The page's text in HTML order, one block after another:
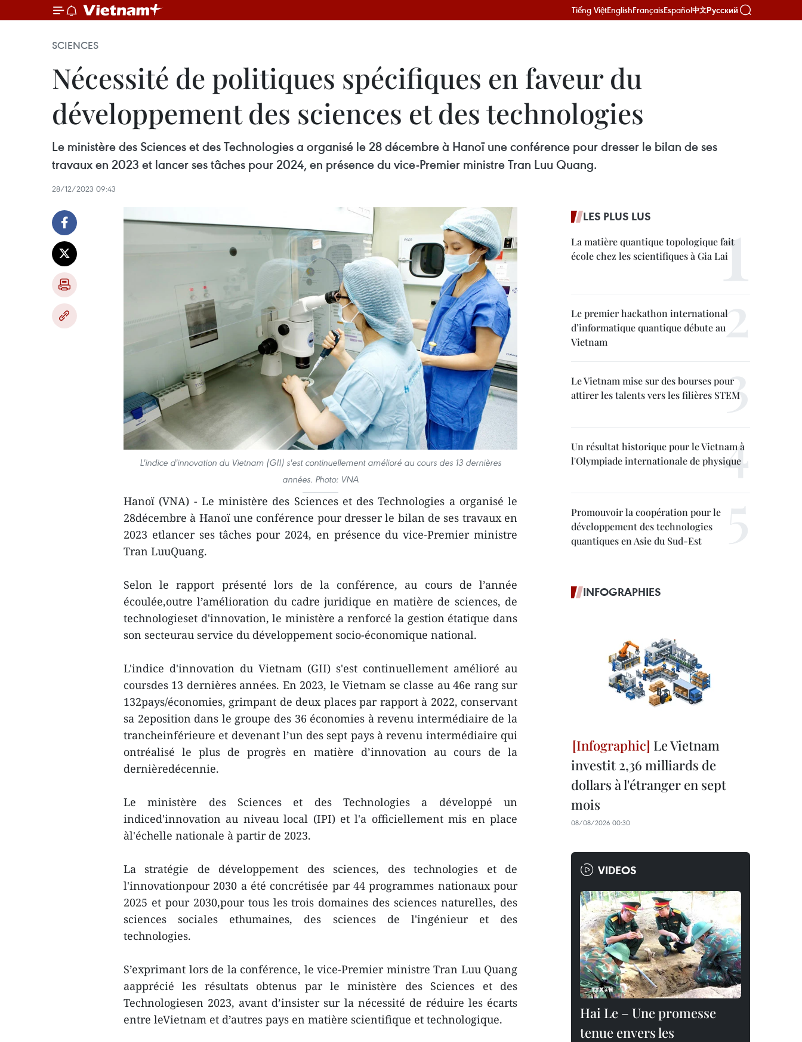
Tiếng ViệtEnglishFrançaisEspañol中文Русский
SCIENCES
Nécessité de politiques spécifiques en faveur du
développement des sciences et des technologies
Le ministère des Sciences et des Technologies a organisé le 28 décembre à Hanoï une conférence pour dresser le bilan de ses
travaux en 2023 et lancer ses tâches pour 2024, en présence du vice-Premier ministre Tran Luu Quang.
28/12/2023 09:43
L'indice d'innovation du Vietnam (GII) s'est continuellement amélioré au cours des 13 dernières
années. Photo: VNA
Hanoï (VNA) - Le ministère des Sciences et des Technologies a organisé le
28décembre à Hanoï une conférence pour dresser le bilan de ses travaux en
2023 etlancer ses tâches pour 2024, en présence du vice-Premier ministre
Tran LuuQuang.
Selon le rapport présenté lors de la conférence, au cours de l’année
écoulée,outre l’amélioration du cadre juridique en matière de sciences, de
technologieset d'innovation, le ministère a renforcé la gestion étatique dans
son secteurau service du développement socio-économique national.
L'indice d'innovation du Vietnam (GII) s'est continuellement amélioré au
coursdes 13 dernières années. En 2023, le Vietnam se classe au 46e rang sur
132pays/économies, grimpant de deux places par rapport à 2022, conservant
sa 2eposition dans le groupe des 36 économies à revenu intermédiaire de la
trancheinférieure et devenant l’un des sept pays à revenu intermédiaire qui
ontréalisé le plus de progrès en matière d’innovation au cours de la
dernièredécennie.
Le ministère des Sciences et des Technologies a développé un
indiced'innovation au niveau local (IPI) et l'a officiellement mis en place
àl'échelle nationale à partir de 2023.
La stratégie de développement des sciences, des technologies et de
l'innovationpour 2030 a été concrétisée par 44 programmes nationaux pour
2025 et pour 2030,pour tous les trois domaines des sciences naturelles, des
sciences sociales ethumaines, des sciences de l'ingénieur et des
technologies.
S’exprimant lors de la conférence, le vice-Premier ministre Tran Luu Quang
aapprécié les résultats obtenus par le ministère des Sciences et des
Technologiesen 2023, avant d’insister sur la nécessité de réduire les écarts
entre leVietnam et d’autres pays en matière scientifique et technologique.
LES PLUS LUS
La matière quantique topologique fait
école chez les scientifiques à Gia Lai
Le premier hackathon international
d’informatique quantique débute au
Vietnam
Le Vietnam mise sur des bourses pour
attirer les talents vers les filières STEM
Un résultat historique pour le Vietnam à
l'Olympiade internationale de physique
Promouvoir la coopération pour le
développement des technologies
quantiques en Asie du Sud-Est
INFOGRAPHIES
Le Vietnam
investit 2,36 milliards de
dollars à l'étranger en sept
mois
08/08/2026 00:30
VIDEOS
Hai Le – Une promesse
tenue envers les